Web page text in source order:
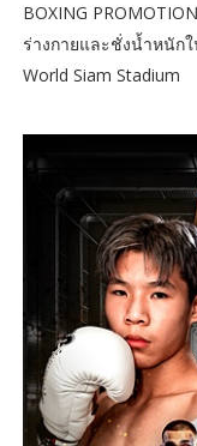
BOXING
ร่างกายและชั่งน้ำหนัก
World Siam Stadium